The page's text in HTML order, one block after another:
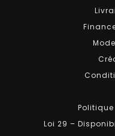
Loi 29 –